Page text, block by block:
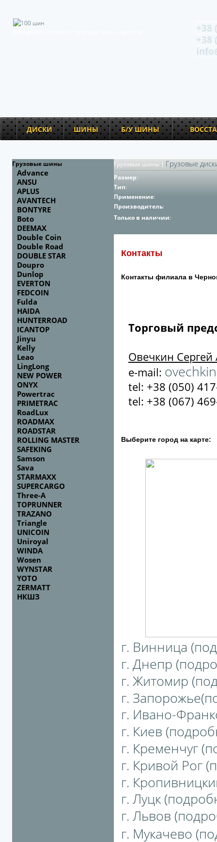
+38
+38
ДИСКИ ШИНЫ Б/У ШИНЫ
Грузовые шины
Advance
ANSU
APLUS
AVANTECH
BONTYRE
Boto
DEEMAX
Double Coin
Double Road
DOUBLE STAR
Doupro
Dunlop
EVERTON
FEDCOIN
Fulda
HAIDA
HUNTERROAD
ICANTOP
Jinyu
Kelly
Leao
LingLong
NEW POWER
ONYX
Powertrac
PRIMETRAC
RoadLux
ROADMAX
ROADSTAR
ROLLING MASTER
SAFEKING
Samson
Sava
STARMAXX
SUPERCARGO
Three-A
TOPRUNNER
TRAZANO
Triangle
UNICOIN
Uniroyal
WINDA
Wosen
WYNSTAR
YOTO
ZERMATT
НКШЗ
Грузовые шины | Грузовые
Размер:
Тип:
Применение:
Производитель:
Только в наличии:
Контакты
Контакты филиала в
Торговый
Овечкин Сергей
e-mail:
tel: +38 (050)
tel: +38 (067)
Выберите город на карте:
г. Винница
г. Днепр
г. Житомир
г.
г. Ивано-
г. Киев
г. Кременчуг
г. Кривой Рог
г.
г. Луцк
г. Львов
г. Мукачево